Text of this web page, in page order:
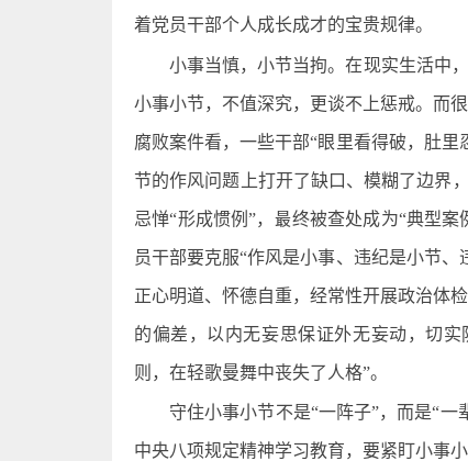
着党员干部个人成长成才的宝贵规律。
小事当慎，小节当拘。在现实生活中
小事小节，不值深究，更谈不上惩戒。而
腐败案件看，一些干部“眼里看得破，肚
节的作风问题上打开了缺口、模糊了边界
忌惮“形成惯例”，最终被查处成为“典型
员干部要克服“作风是小事、违纪是小节、
正心明道、怀德自重，经常性开展政治体
的偏差，以内无妄思保证外无妄动，切
则，在轻歌曼舞中丧失了人格”。
守住小事小节不是“一阵子”，而是“
中央八项规定精神学习教育，要紧盯小事